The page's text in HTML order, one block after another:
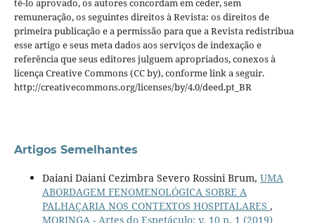
tê-lo aprovado, os autores concordam em ceder, sem
remuneração, os seguintes direitos à Revista: os direitos de
primeira publicação e a permissão para que a Revista redistribua
esse artigo e seus meta dados aos serviços de indexação e
referência que seus editores julguem apropriados, conexos à
licença Creative Commons (CC by), conforme link a seguir.
http://creativecommons.org/licenses/by/4.0/deed.pt_BR
Artigos Semelhantes
Daiani Daiani Cezimbra Severo Rossini Brum, UMA
ABORDAGEM FENOMENOLÓGICA SOBRE A
PALHAÇARIA NOS CONTEXTOS HOSPITALARES ,
MORINGA - Artes do Espetáculo: v. 10 n. 1 (2019)